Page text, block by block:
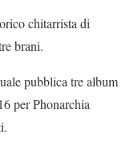
chitarrista di
brani.
pubblica tre album
per Phonarchia